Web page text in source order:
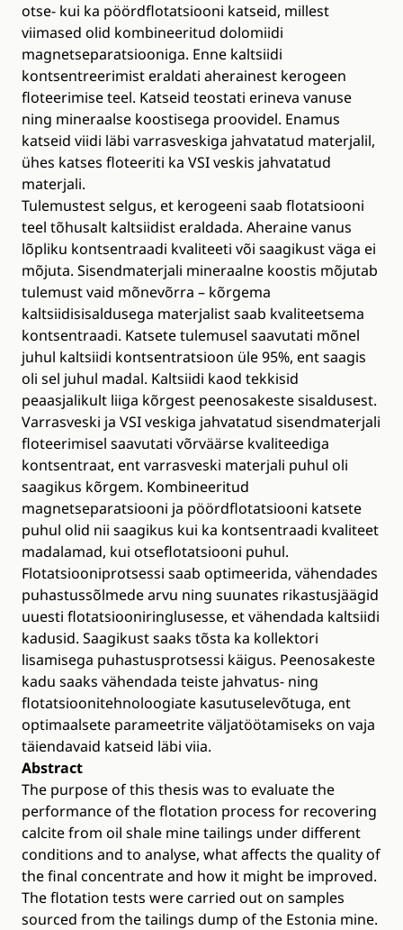
otse- kui ka pöördflotatsiooni katseid, millest
viimased olid kombineeritud dolomiidi
magnetseparatsiooniga. Enne kaltsiidi
kontsentreerimist eraldati aherainest kerogeen
floteerimise teel. Katseid teostati erineva vanuse
ning mineraalse koostisega proovidel. Enamus
katseid viidi läbi varrasveskiga jahvatatud materjalil,
ühes katses floteeriti ka VSI veskis jahvatatud
materjali.
Tulemustest selgus, et kerogeeni saab flotatsiooni
teel tõhusalt kaltsiidist eraldada. Aheraine vanus
lõpliku kontsentraadi kvaliteeti või saagikust väga ei
mõjuta. Sisendmaterjali mineraalne koostis mõjutab
tulemust vaid mõnevõrra – kõrgema
kaltsiidisisaldusega materjalist saab kvaliteetsema
kontsentraadi. Katsete tulemusel saavutati mõnel
juhul kaltsiidi kontsentratsioon üle 95%, ent saagis
oli sel juhul madal. Kaltsiidi kaod tekkisid
peaasjalikult liiga kõrgest peenosakeste sisaldusest.
Varrasveski ja VSI veskiga jahvatatud sisendmaterjali
floteerimisel saavutati võrväärse kvaliteediga
kontsentraat, ent varrasveski materjali puhul oli
saagikus kõrgem. Kombineeritud
magnetseparatsiooni ja pöördflotatsiooni katsete
puhul olid nii saagikus kui ka kontsentraadi kvaliteet
madalamad, kui otseflotatsiooni puhul.
Flotatsiooniprotsessi saab optimeerida, vähendades
puhastussõlmede arvu ning suunates rikastusjäägid
uuesti flotatsiooniringlusesse, et vähendada kaltsiidi
kadusid. Saagikust saaks tõsta ka kollektori
lisamisega puhastusprotsessi käigus. Peenosakeste
kadu saaks vähendada teiste jahvatus- ning
flotatsioonitehnoloogiate kasutuselevõtuga, ent
optimaalsete parameetrite väljatöötamiseks on vaja
täiendavaid katseid läbi viia.
Abstract
The purpose of this thesis was to evaluate the
performance of the flotation process for recovering
calcite from oil shale mine tailings under different
conditions and to analyse, what affects the quality of
the final concentrate and how it might be improved.
The flotation tests were carried out on samples
sourced from the tailings dump of the Estonia mine.